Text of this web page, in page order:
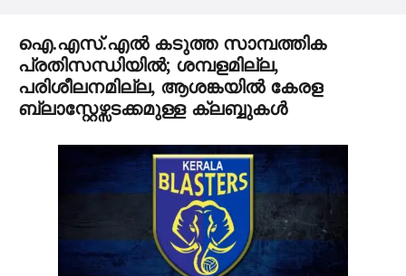
ഐ.എസ്.എൽ കടുത്ത സാമ്പത്തിക
പ്രതിസന്ധിയിൽ; ശമ്പളമില്ല,
പരിശീലനമില്ല, ആശങ്കയിൽ കേരള
ബ്ലാസ്റ്റേഴ്സടക്കമുള്ള ക്ലബ്ബുകൾ